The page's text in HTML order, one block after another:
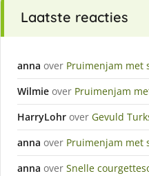
Laatste reacties
anna over Pruimenjam met
Wilmie over Pruimenjam
HarryLohr over Gevuld
anna over Pruimenjam met
anna over Snelle